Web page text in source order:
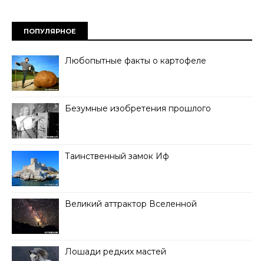
ПОПУЛЯРНОЕ
Любопытные факты о картофеле
Безумные изобретения прошлого
Таинственный замок Иф
Великий аттрактор Вселенной
Лошади редких мастей